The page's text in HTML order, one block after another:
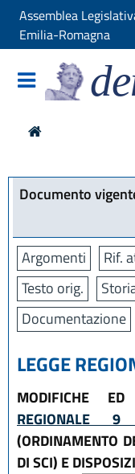
Assemblea
Emilia-Romagna
Documento
Argomenti Rif.
Testo orig.
Documentazione
LEGGE
MODIFICHE
REGIONALE
(ORDINAMENTO
DI SCI) E